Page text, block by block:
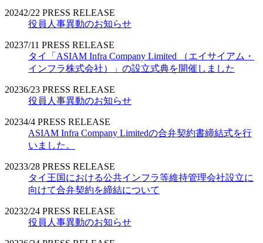
20242/22 PRESS RELEASE
役員人事異動のお知らせ
20237/11 PRESS RELEASE
タイ「ASIAM Infra Company Limited （エイサイアム・
インフラ株式会社）」の設立式典を開催しました
20236/23 PRESS RELEASE
役員人事異動のお知らせ
20234/4 PRESS RELEASE
ASIAM Infra Company Limitedの合弁契約書締結式を行
いました。
20233/28 PRESS RELEASE
タイ王国における公共インフラ等維持管理会社設立に
向けて合弁契約を締結について
20232/24 PRESS RELEASE
役員人事異動のお知らせ